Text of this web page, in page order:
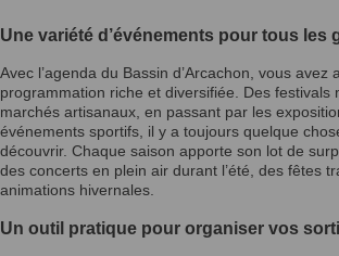
Une variété d’événements pour tous les
Avec l’agenda du Bassin d’Arcachon, vous avez
programmation riche et diversifiée. Des festivals
marchés artisanaux, en passant par les
événements sportifs, il y a toujours quelque
découvrir. Chaque saison apporte son lot de
des concerts en plein air durant l’été, des fêtes
animations hivernales.
Un outil pratique pour organiser vos